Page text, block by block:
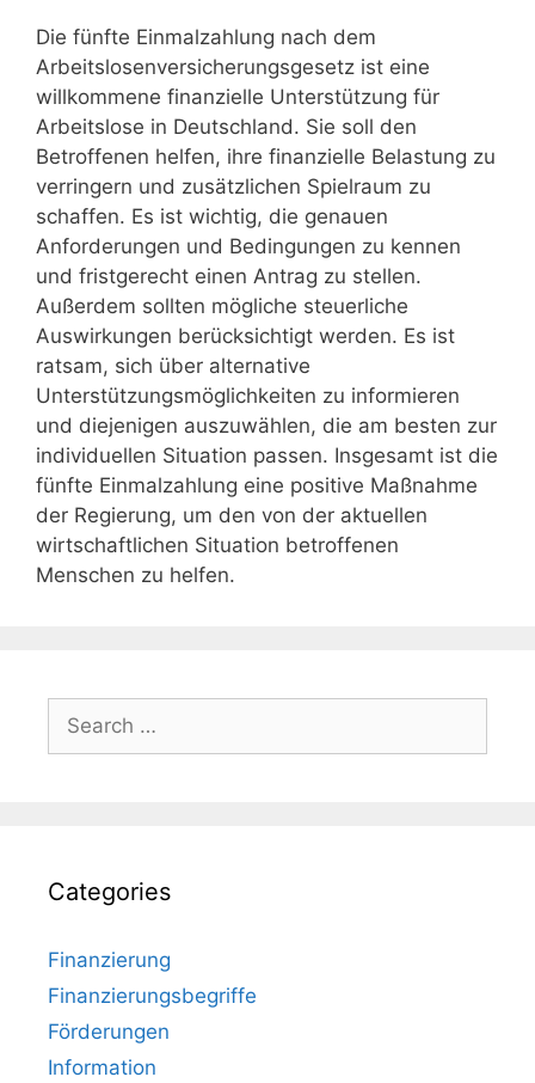
Die fünfte Einmalzahlung nach dem
Arbeitslosenversicherungsgesetz ist eine
willkommene finanzielle Unterstützung für
Arbeitslose in Deutschland. Sie soll den
Betroffenen helfen, ihre finanzielle Belastung zu
verringern und zusätzlichen Spielraum zu
schaffen. Es ist wichtig, die genauen
Anforderungen und Bedingungen zu kennen
und fristgerecht einen Antrag zu stellen.
Außerdem sollten mögliche steuerliche
Auswirkungen berücksichtigt werden. Es ist
ratsam, sich über alternative
Unterstützungsmöglichkeiten zu informieren
und diejenigen auszuwählen, die am besten zur
individuellen Situation passen. Insgesamt ist die
fünfte Einmalzahlung eine positive Maßnahme
der Regierung, um den von der aktuellen
wirtschaftlichen Situation betroffenen
Menschen zu helfen.
for:
Categories
Finanzierung
Finanzierungsbegriffe
Förderungen
Information